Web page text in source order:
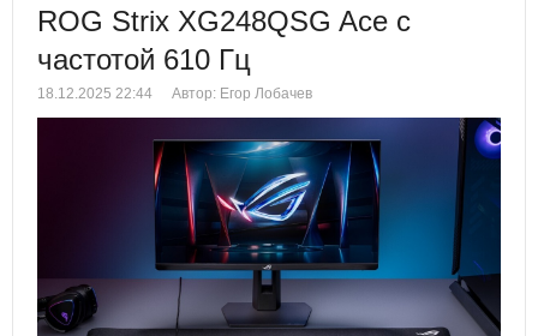
ROG Strix XG248QSG Ace с
частотой 610 Гц
18.12.2025 22:44 Автор: Егор Лобачев